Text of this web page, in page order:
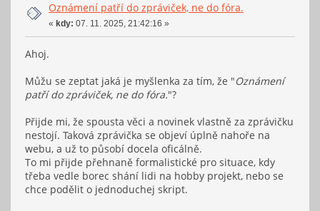
Oznámení patří do zpráviček, ne do fóra.
« kdy: 07. 11. 2025, 21:42:16 »
Ahoj.
Můžu se zeptat jaká je myšlenka za tím, že "Oznámení
patří do zpráviček, ne do fóra."?
Přijde mi, že spousta věci a novinek vlastně za zprávičku
nestojí. Taková zprávička se objeví úplně nahoře na
webu, a už to působí docela oficálně.
To mi přijde přehnaně formalistické pro situace, kdy
třeba vedle borec shání lidi na hobby projekt, nebo se
chce podělit o jednoduchej skript.